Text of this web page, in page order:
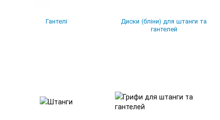
Гантелі
Диски (бліни) для штанги та
гантелей